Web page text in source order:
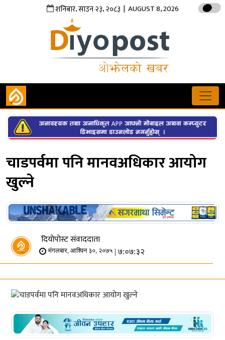
शनिबार,साउन२३,२०८३ | AUGUST 8, 2026
चाडपर्वमा पनि मानवअधिकार आयोग
खुल्ने
दियोपोस्ट संवाददाता
मंगलबार, आश्विन ३०, २०७५ | ७:०७:३२